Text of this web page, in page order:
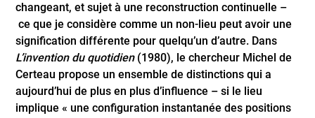
changeant, et sujet à une reconstruction continuelle –
ce que je considère comme un non-lieu peut avoir une
signification différente pour quelqu’un d’autre. Dans
L’invention du quotidien(1980), le chercheur Michel de
Certeau propose un ensemble de distinctions qui a
aujourd’hui de plus en plus d’influence – si le lieu
implique « une configuration instantanée des positions